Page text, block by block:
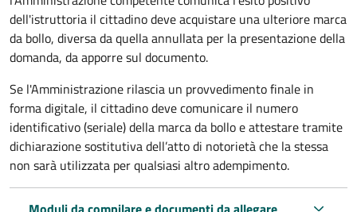
dell'istruttoria il cittadino deve acquistare una ulteriore marca
da bollo, diversa da quella annullata per la presentazione della
domanda, da apporre sul documento.
Se l'Amministrazione rilascia un provvedimento finale in
forma digitale, il cittadino devecomunicare il numero
identificativo (seriale) della marca da bollo e attestare tramite
dichiarazione sostitutiva dell’atto di notorietà che la stessa
non sarà utilizzata per qualsiasi altro adempimento.